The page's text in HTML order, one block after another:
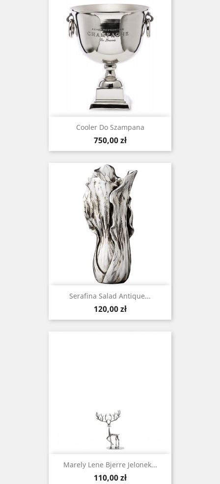
Cooler Do Szampana
Cena
750,00 zł
Serafina Salad Antique...
Cena
120,00 zł
Marely Lene Bjerre Jelonek...
Cena
110,00 zł